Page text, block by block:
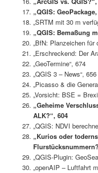
„QGIS:
„SRTM mit 30 m
„QGIS: Bemaßung
„BfN: Planzeichen für
„Erschreckend: Der
„GeoTermine“, 674
„QGIS 3 – News“, 656
„Picasso & die
„Vorsicht: BSE =
„Geheime
ALK?“, 604
„QGIS: NDVI
„Kurios oder
„QGIS-Plugin:
„openAIP – Luftfahrt